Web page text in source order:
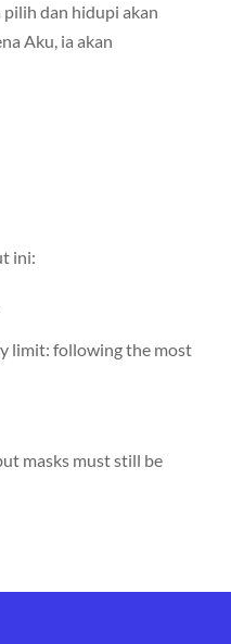
dan hidupi akan
Aku, ia akan
ini:
limit: following the most
masks must still be